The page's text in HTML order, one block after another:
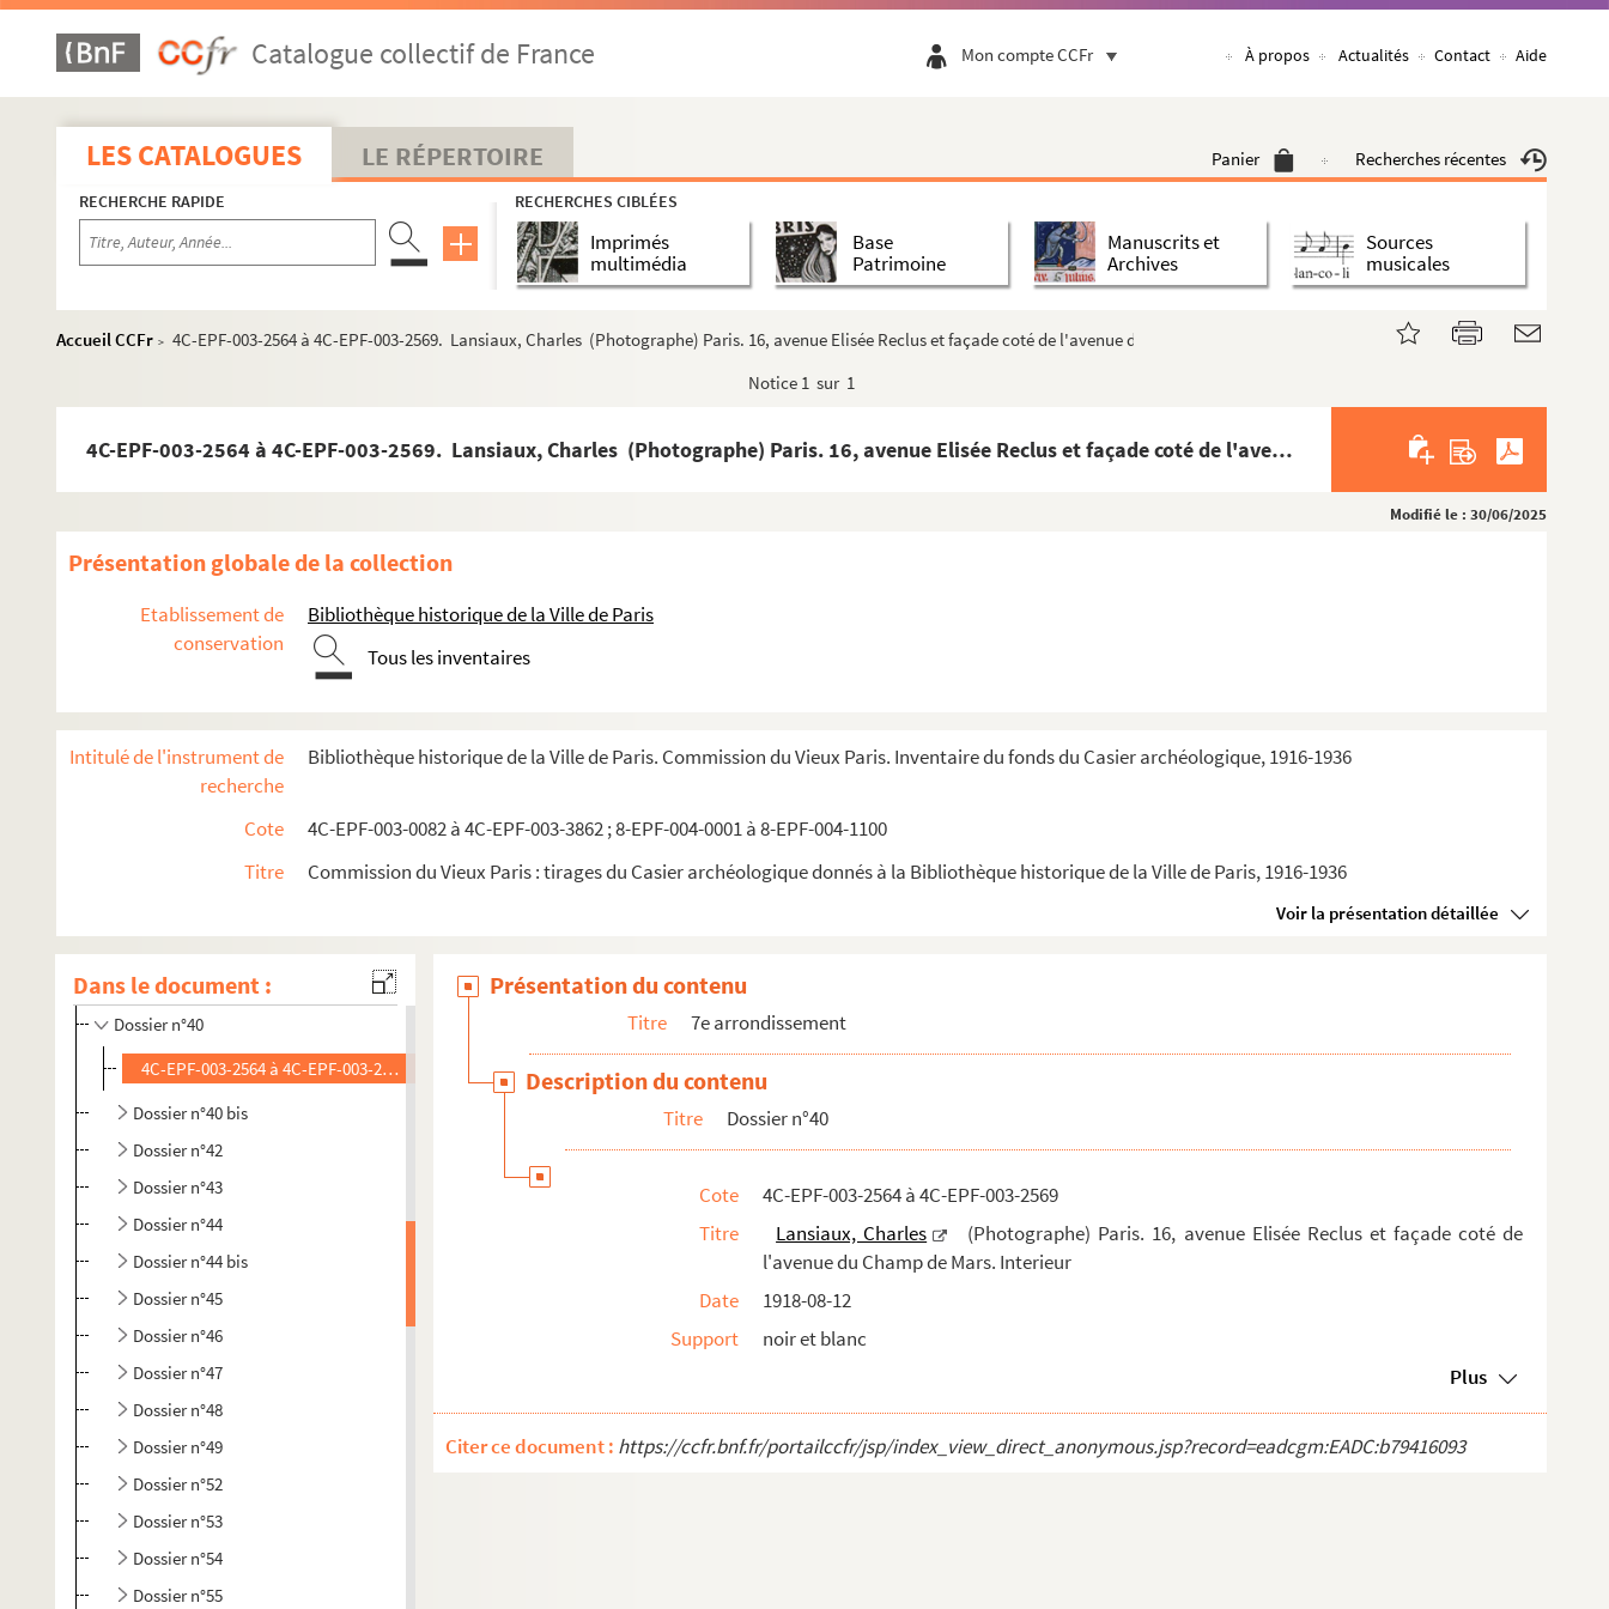
Catalogue collectif de France Mon compte CCFr À propos Actualités Contact Aide
LES CATALOGUES LE RÉPERTOIRE Panier Recherches récentes
RECHERCHE RAPIDE RECHERCHES CIBLÉES
Imprimés
multimédia
Base
Patrimoine
Manuscrits et
Archives
Sources
musicales
Accueil CCFr > 4C-EPF-003-2564 à 4C-EPF-003-2569. Lansiaux, Charles (Photographe) Paris. 16, avenue Elisée Reclus et façade coté de l'avenue du Cham...
Notice 1 sur 1
4C-EPF-003-2564 à 4C-EPF-003-2569. Lansiaux, Charles (Photographe) Paris. 16, avenue Elisée Reclus et façade coté de l'avenue du Cham...
Modifié le : 30/06/2025
Présentation globale de la collection
Etablissement de
conservation
Bibliothèque historique de la Ville de Paris
Tous les inventaires
Intitulé de l'instrument de
recherche
Bibliothèque historique de la Ville de Paris. Commission du Vieux Paris. Inventaire du fonds du Casier archéologique, 1916-1936
Cote
4C-EPF-003-0082 à 4C-EPF-003-3862 ; 8-EPF-004-0001 à 8-EPF-004-1100
Titre
Commission du Vieux Paris : tirages du Casier archéologique donnés à la Bibliothèque historique de la Ville de Paris, 1916-1936
Voir la présentation détaillée
Dans le document :
Dossier n°16
Dossier n°17
Dossier n°18
Dossier n°19
Dossier n°20
Dossier n°20 bis
Dossier n°28 bis
Dossier n°29
Dossier n°30
Dossier n°31 bis
Dossier n°32
Dossier n°38
Dossier n°39
Dossier n°40
4C-EPF-003-2564 à 4C-EPF-003-2569. Lansiaux, Charles (Photographe) Paris. 16, avenue Elisée Reclus et façade coté de l'avenue du Cham...
Dossier n°40 bis
Dossier n°42
Dossier n°43
Dossier n°44
Dossier n°44 bis
Dossier n°45
Dossier n°46
Dossier n°47
Dossier n°48
Dossier n°49
Dossier n°52
Dossier n°53
Dossier n°54
Dossier n°55
Présentation du contenu
Titre 7e arrondissement
Description du contenu
Titre Dossier n°40
Cote
4C-EPF-003-2564 à 4C-EPF-003-2569
Titre
Lansiaux, Charles
(Photographe) Paris. 16, avenue Elisée Reclus et façade coté de
l'avenue du Champ de Mars. Interieur
Date
1918-08-12
Support
noir et blanc
Plus
Citer ce document : https://ccfr.bnf.fr/portailccfr/jsp/index_view_direct_anonymous.jsp?record=eadcgm:EADC:b79416093